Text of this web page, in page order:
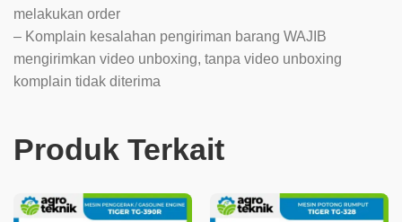
melakukan order
– Komplain kesalahan pengiriman barang WAJIB
mengirimkan video unboxing, tanpa video unboxing
komplain tidak diterima
Produk Terkait